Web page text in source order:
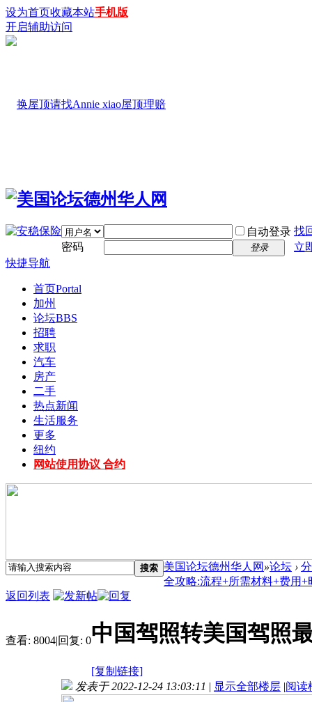
设为首页收藏本站手机版
开启辅助访问
自动登录 找
密码
登录
立
快捷导航
首页Portal
加州
论坛BBS
招聘
求职
汽车
房产
二手
热点新闻
生活服务
更多
纽约
网站使用协议 合约
搜索 美国论坛德州华人网 »论坛 ›
全攻略:流程+所需材料+费用+
返回列表
查看: 8004|回复: 0中国驾照转美国驾照
[复制链接]
发表于 2022-12-24 13:03:11 | 显示全部楼层 |阅读